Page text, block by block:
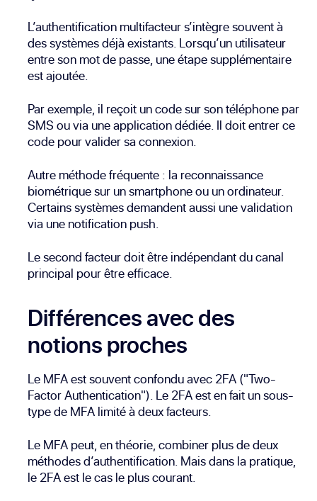
L’authentification multifacteur s’intègre souvent à
des systèmes déjà existants. Lorsqu’un utilisateur
entre son mot de passe, une étape supplémentaire
est ajoutée.
Par exemple, il reçoit un code sur son téléphone par
SMS ou via une application dédiée. Il doit entrer ce
code pour valider sa connexion.
Autre méthode fréquente : la reconnaissance
biométrique sur un smartphone ou un ordinateur.
Certains systèmes demandent aussi une validation
via une notification push.
Le second facteur doit être indépendant du canal
principal pour être efficace.
Différences avec des
notions proches
Le MFA est souvent confondu avec 2FA ("Two-
Factor Authentication"). Le 2FA est en fait un sous-
type de MFA limité à deux facteurs.
Le MFA peut, en théorie, combiner plus de deux
méthodes d’authentification. Mais dans la pratique,
le 2FA est le cas le plus courant.